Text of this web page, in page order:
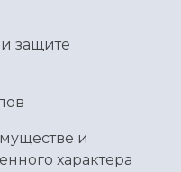
защите
и
характера